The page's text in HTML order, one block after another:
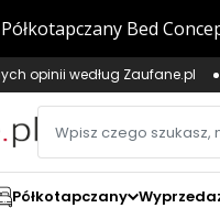
opinii według Zaufane.pl
Półkotapczany